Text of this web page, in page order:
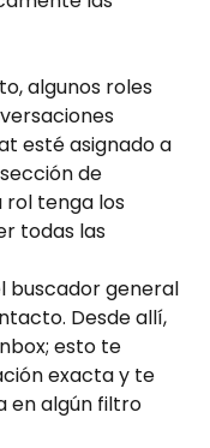
algunos roles
esté asignado a
de
rol tenga los
todas las
buscador general
Desde allí,
esto te
exacta y te
en algún filtro